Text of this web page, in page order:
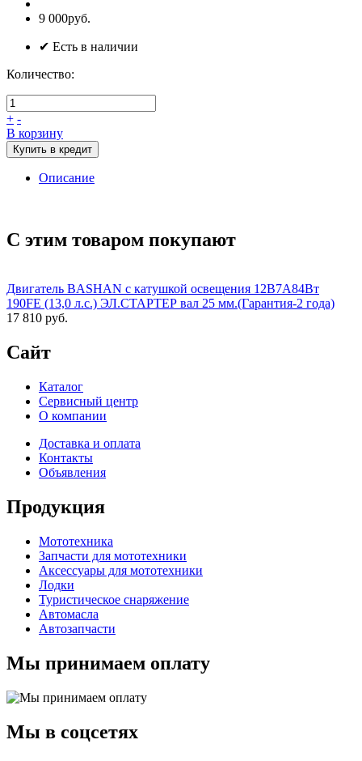
9 000руб.
✔ Есть в наличии
Количество:
+ -
В корзину
Купить в кредит
Описание
С этим товаром покупают
Двигатель BASHAN с катушкой освещения 12В7А84Вт
190FE (13,0 л.с.) ЭЛ.СТАРТЕР вал 25 мм.(Гарантия-2 года)
17 810 руб.
Сайт
Каталог
Сервисный центр
О компании
Доставка и оплата
Контакты
Объявления
Продукция
Мототехника
Запчасти для мототехники
Аксессуары для мототехники
Лодки
Туристическое снаряжение
Автомасла
Автозапчасти
Мы принимаем оплату
Мы в соцсетях